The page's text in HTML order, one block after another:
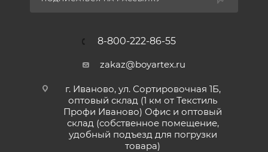
8-800-222-86-55
zakaz@boyartex.ru
г. Иваново, ул. Сортировочная 1Б,
оптовый склад (1 км от Текстиль
Профи Иваново) Офис и оптовый
склад (собственное помещение,
удобный подъезд для погрузки
товара)